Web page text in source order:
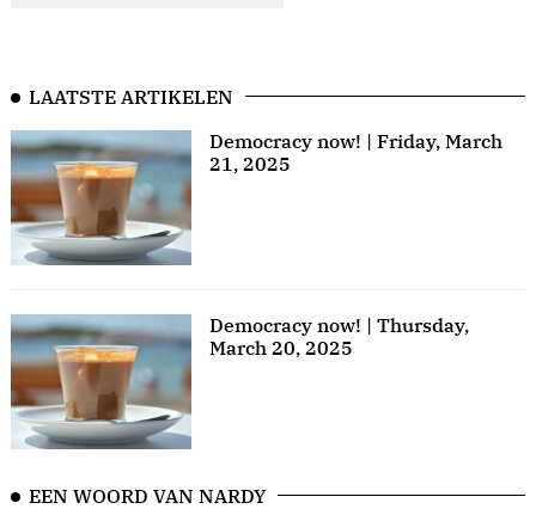
LAATSTE ARTIKELEN
Democracy now! | Friday, March
21, 2025
Democracy now! | Thursday,
March 20, 2025
EEN WOORD VAN NARDY